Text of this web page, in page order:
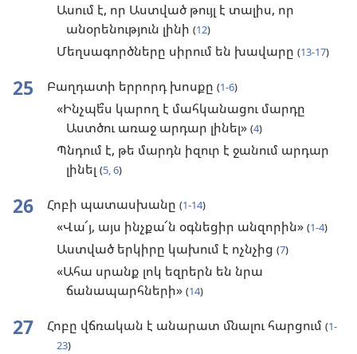
Ասում է, որ Աստված թույլ է տալիս, որ
անօրենություն լինի (12)
Մեղսագործները սիրում են խավարը (13-17)
25 Բաղդատի երրորդ խոսքը (1-6)
«Ինչպե՞ս կարող է մահկանացու մարդը
Աստծու առաջ արդար լինել» (4)
Պնդում է, թե մարդն իզուր է ջանում արդար
լինել (5, 6)
26 Հոբի պատասխանը (1-14)
«Վա՜յ, այս ինչքա՜ն օգնեցիր անզորին» (1-4)
Աստված երկիրը կախում է ոչնչից (7)
«Ահա սրանք լոկ եզրերն են նրա
ճանապարհների» (14)
27 Հոբը վճռական է անարատ մնալու հարցում (1-
23)